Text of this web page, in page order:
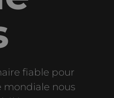
fiable pour
mondiale nous